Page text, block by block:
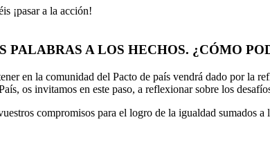
¡pasar a la acción!
PALABRAS A LOS HECHOS. ¿CÓMO
en la comunidad del Pacto de país vendrá dado por la
os invitamos en este paso, a reflexionar sobre los
compromisos para el logro de la igualdad sumados